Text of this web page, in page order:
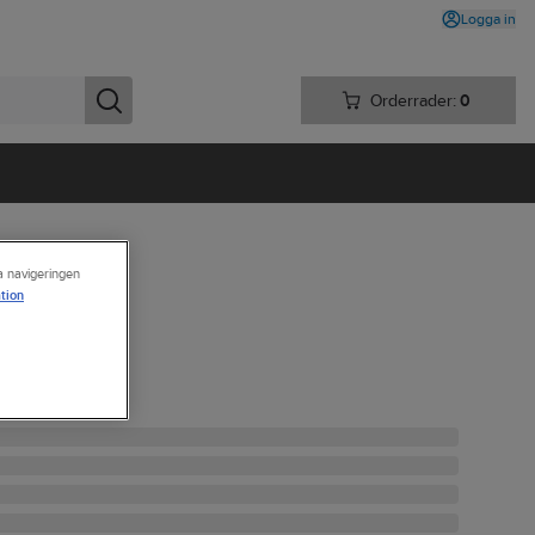
Logga in
Orderrader: 0
navigeringen